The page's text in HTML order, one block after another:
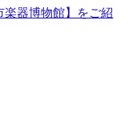
器博物館】をご紹